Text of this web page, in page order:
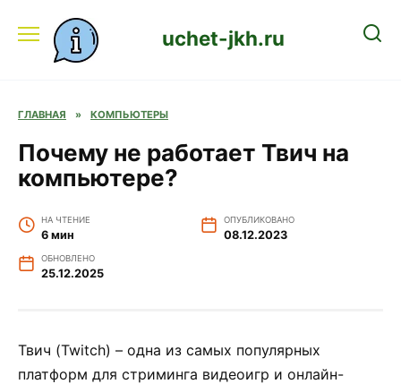
содержанию
uchet-jkh.ru
ГЛАВНАЯ » КОМПЬЮТЕРЫ
Почему не работает Твич на
компьютере?
НА ЧТЕНИЕ
6 мин
ОПУБЛИКОВАНО
08.12.2023
ОБНОВЛЕНО
25.12.2025
Твич (Twitch) – одна из самых популярных
платформ для стриминга видеоигр и онлайн-